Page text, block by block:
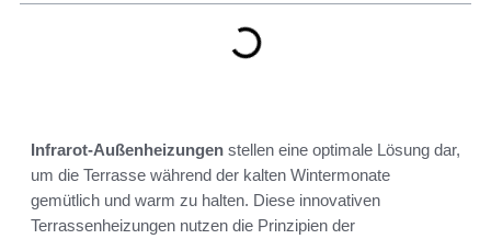
Infrarot-Außenheizungen stellen eine optimale Lösung dar,
um die Terrasse während der kalten Wintermonate
gemütlich und warm zu halten. Diese innovativen
Terrassenheizungen nutzen die Prinzipien der